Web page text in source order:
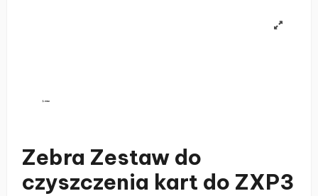
Zebra Zestaw do
czyszczenia kart do ZXP3